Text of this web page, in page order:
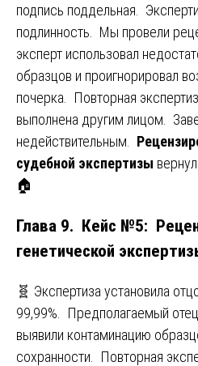
подпись поддельная.
подлинность. Мы провели
эксперт использовал
образцов и проигнорировал
почерка. Повторная
выполнена другим лицом.
недействительным.
судебной экспертизы
🏠
Глава 9. Кейс №5:
генетической
🧬 Экспертиза установила
99,99%. Предполагаемый
выявили контаминацию
сохранности. Повторная